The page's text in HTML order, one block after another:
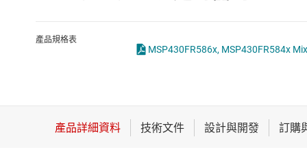
時鐘與計時
產品規格表